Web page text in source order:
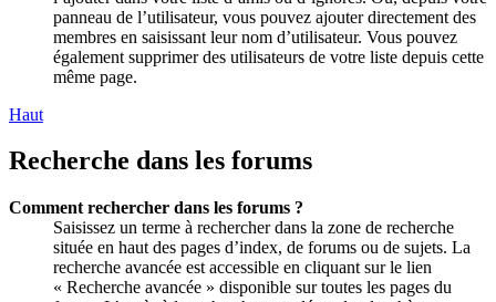
panneau de l’utilisateur, vous pouvez ajouter directement des
membres en saisissant leur nom d’utilisateur. Vous pouvez
également supprimer des utilisateurs de votre liste depuis cette
même page.
Haut
Recherche dans les forums
Comment rechercher dans les forums ?
Saisissez un terme à rechercher dans la zone de recherche
située en haut des pages d’index, de forums ou de sujets. La
recherche avancée est accessible en cliquant sur le lien
« Recherche avancée » disponible sur toutes les pages du